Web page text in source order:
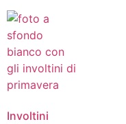
Involtini